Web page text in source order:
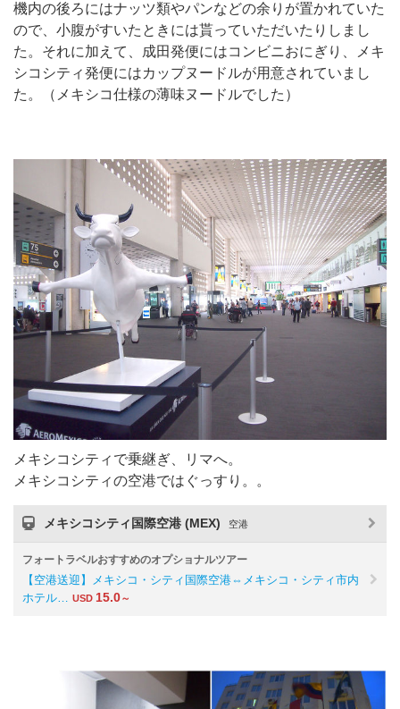
機内の後ろにはナッツ類やパンなどの余りが置かれていた
ので、小腹がすいたときには貰っていただいたりしまし
た。それに加えて、成田発便にはコンビニおにぎり、メキ
シコシティ発便にはカップヌードルが用意されていまし
た。（メキシコ仕様の薄味ヌードルでした）
メキシコシティで乗継ぎ、リマへ。
メキシコシティの空港ではぐっすり。。
メキシコシティ国際空港 (MEX) 空港
フォートラベルおすすめのオプショナルツアー
【空港送迎】メキシコ・シティ国際空港⇔メキシコ・シティ市内
ホテル…
USD 15.0～